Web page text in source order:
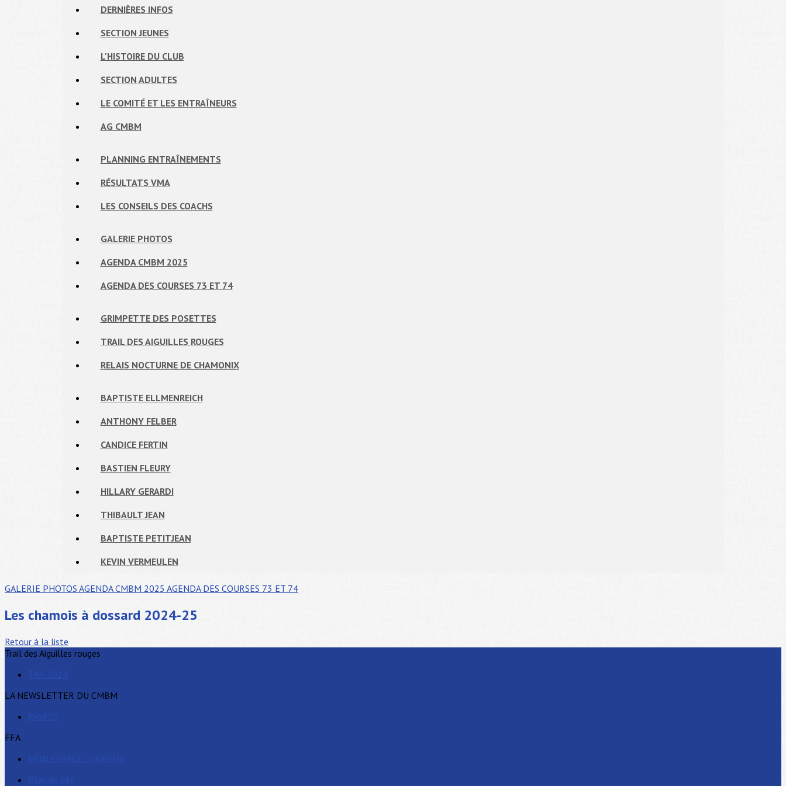
DERNIÈRES INFOS
SECTION JEUNES
L'HISTOIRE DU CLUB
SECTION ADULTES
LE COMITÉ ET LES ENTRAÎNEURS
AG CMBM
PLANNING ENTRAÎNEMENTS
RÉSULTATS VMA
LES CONSEILS DES COACHS
GALERIE PHOTOS
AGENDA CMBM 2025
AGENDA DES COURSES 73 ET 74
GRIMPETTE DES POSETTES
TRAIL DES AIGUILLES ROUGES
RELAIS NOCTURNE DE CHAMONIX
BAPTISTE ELLMENREICH
ANTHONY FELBER
CANDICE FERTIN
BASTIEN FLEURY
HILLARY GERARDI
THIBAULT JEAN
BAPTISTE PETITJEAN
KEVIN VERMEULEN
GALERIE PHOTOS AGENDA CMBM 2025 AGENDA DES COURSES 73 ET 74
Les chamois à dossard 2024-25
Retour à la liste
Trail des Aiguilles rouges
TAR 2024
LA NEWSLETTER DU CMBM
RAVITO
FFA
MON ESPACE COUREUR
Plan du site